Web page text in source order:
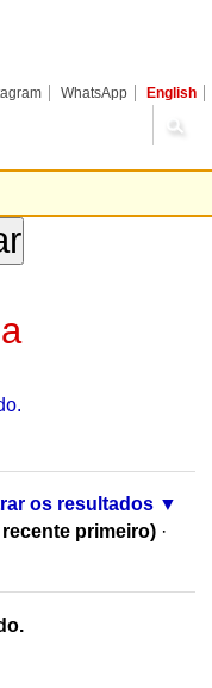
WhatsApp English
os resultados
primeiro) ·